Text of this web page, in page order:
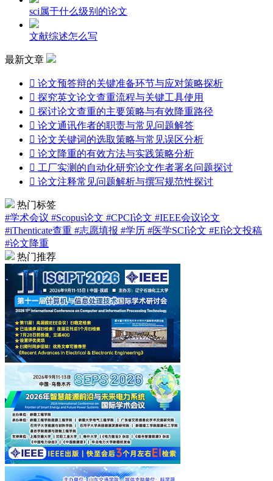
sci属于什么级别的论文
文献综述怎么写
最新文章
 论文预答辩的关键准备环节与应对策略探析
 探究英文论文查重流程与关键工具使用
 探讨论文查重的主要策略与有效降重路径
 论文通讯作者的职责与常见问题解答
 论文关键词的选取策略与常见误区分析
 论文降重的有效方法与实践策略分析
 工厂实测的自动化研究论文作者署名问题探讨
 论文注释常见问题解析与撰写规范性探讨
热门标签
#学术会议 #Scopus论文 #CPCI论文 #IEEE会议论文
#iThenticate查重 #志愿填报 #学历 #医学SCI论文 #EI论文投稿
#论文降重
热门推荐